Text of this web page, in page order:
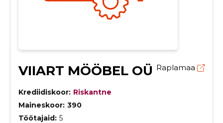
VIIART MÖÖBEL OÜ Raplamaa
Krediidiskoor: Riskantne
Maineskoor: 390
Töötajaid: 5